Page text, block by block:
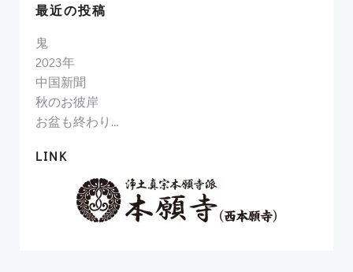
最近の投稿
鬼
2023年
中国新聞
秋のお彼岸
お盆も終わり…
LINK